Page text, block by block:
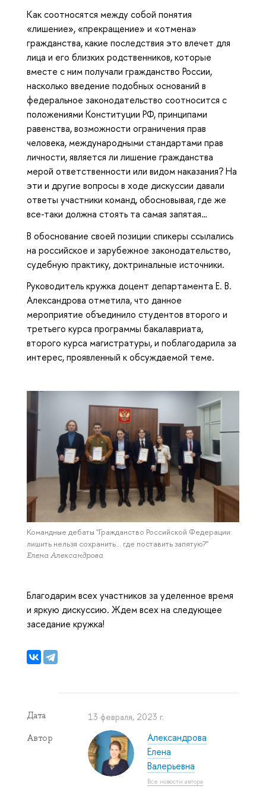
Как соотносятся между собой понятия
«лишение», «прекращение» и «отмена»
гражданства, какие последствия это влечет для
лица и его близких родственников, которые
вместе с ним получали гражданство России,
насколько введение подобных оснований в
федеральное законодательство соотносится с
положениями Конституции РФ, принципами
равенства, возможности ограничения прав
человека, международными стандартами прав
личности, является ли лишение гражданства
мерой ответственности или видом наказания? На
эти и другие вопросы в ходе дискуссии давали
ответы участники команд, обосновывая, где же
все-таки должна стоять та самая запятая…
В обоснование своей позиции спикеры ссылались
на российское и зарубежное законодательство,
судебную практику, доктринальные источники.
Руководитель кружка доцент департамента Е. В.
Александрова отметила, что данное
мероприятие объединило студентов второго и
третьего курса программы бакалавриата,
второго курса магистратуры, и поблагодарила за
интерес, проявленный к обсуждаемой теме.
Командные дебаты "Гражданство Российской Федерации:
лишить нельзя сохранить… где поставить запятую?"
Елена Александрова
Благодарим всех участников за уделенное время
и яркую дискуссию. Ждем всех на следующее
заседание кружка!
Дата 13 февраля, 2023 г.
Автор
Александрова
Елена
Валерьевна
Все новости автора